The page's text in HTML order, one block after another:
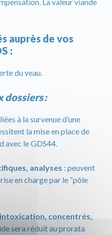
auprès de vos
:
du veau.
dossiers :
à la survenue d’une
la mise en place de
avec le GDS44.
analyses : peuvent
en charge par le “pôle
concentrés,
sera réduit au prorata